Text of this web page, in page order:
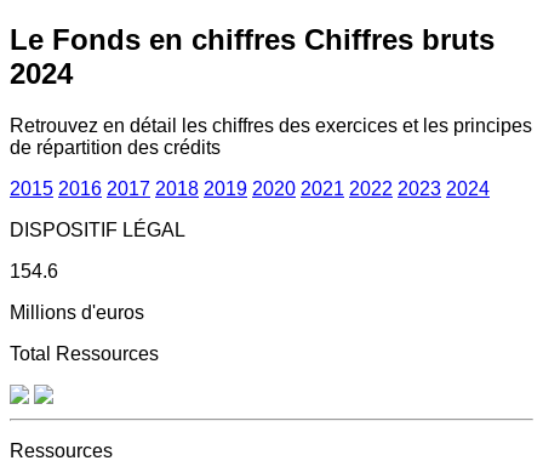
Le Fonds en chiffres Chiffres bruts
2024
Retrouvez en détail les chiffres des exercices et les principes
de répartition des crédits
2015 2016 2017 2018 2019 2020 2021 2022 2023 2024
DISPOSITIF LÉGAL
154.6
Millions d'euros
Total Ressources
Ressources